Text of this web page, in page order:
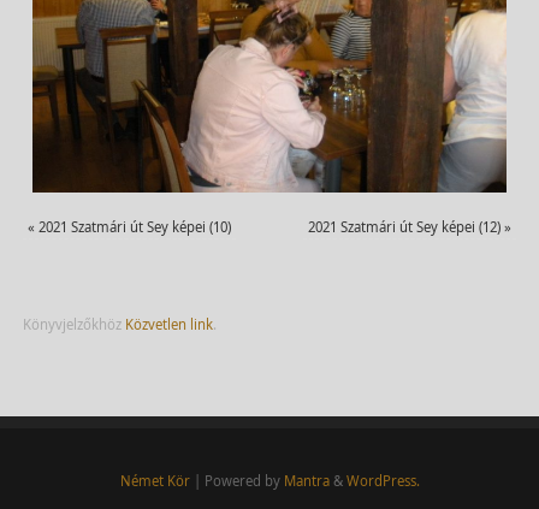
« 2021 Szatmári út Sey képei (10) 2021 Szatmári út Sey képei (12) »
Könyvjelzőkhöz Közvetlen link.
Német Kör| Powered by Mantra& WordPress.